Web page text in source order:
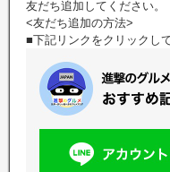
友だち追加してください。
<友だち追加の方法>
■下記リンクをクリックし